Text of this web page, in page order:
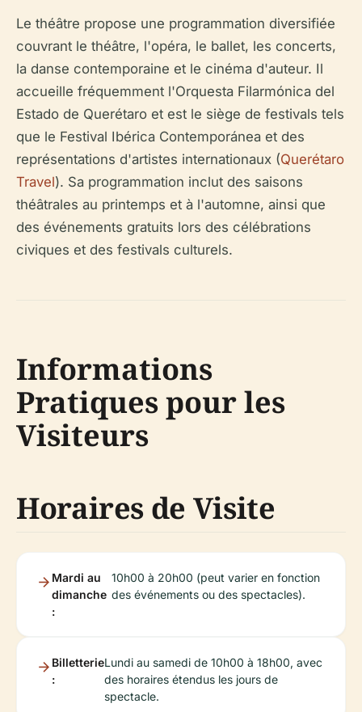
Le théâtre propose une programmation diversifiée
couvrant le théâtre, l'opéra, le ballet, les concerts,
la danse contemporaine et le cinéma d'auteur. Il
accueille fréquemment l'Orquesta Filarmónica del
Estado de Querétaro et est le siège de festivals tels
que le Festival Ibérica Contemporánea et des
représentations d'artistes internationaux (Querétaro
Travel). Sa programmation inclut des saisons
théâtrales au printemps et à l'automne, ainsi que
des événements gratuits lors des célébrations
civiques et des festivals culturels.
Informations
Pratiques pour les
Visiteurs
Horaires de Visite
Mardi au
dimanche
:
10h00 à 20h00 (peut varier en fonction
des événements ou des spectacles).
Billetterie
:
Lundi au samedi de 10h00 à 18h00, avec
des horaires étendus les jours de
spectacle.